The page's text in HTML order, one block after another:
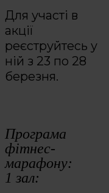
Для участі в
акції
реєструйтесь у
ній з 23 по 28
березня.
Програма
фітнес-
марафону:
1 зал: